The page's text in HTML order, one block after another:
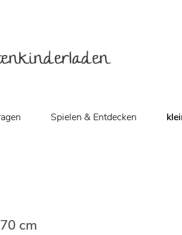
Spielen & Entdecken
cm